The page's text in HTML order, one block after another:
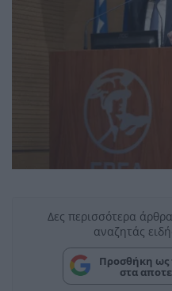
Δες περισσότερα
αναζητάς
Προσθήκη
στα